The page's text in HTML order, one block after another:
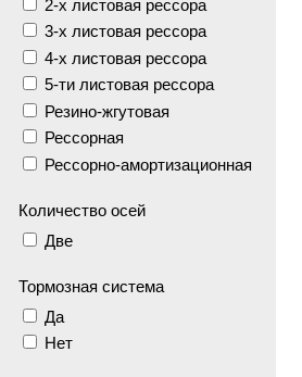
2-х листовая рессора
3-х листовая рессора
4-х листовая рессора
5-ти листовая рессора
Резино-жгутовая
Рессорная
Рессорно-амортизационная
Количество осей
Две
Тормозная система
Да
Нет